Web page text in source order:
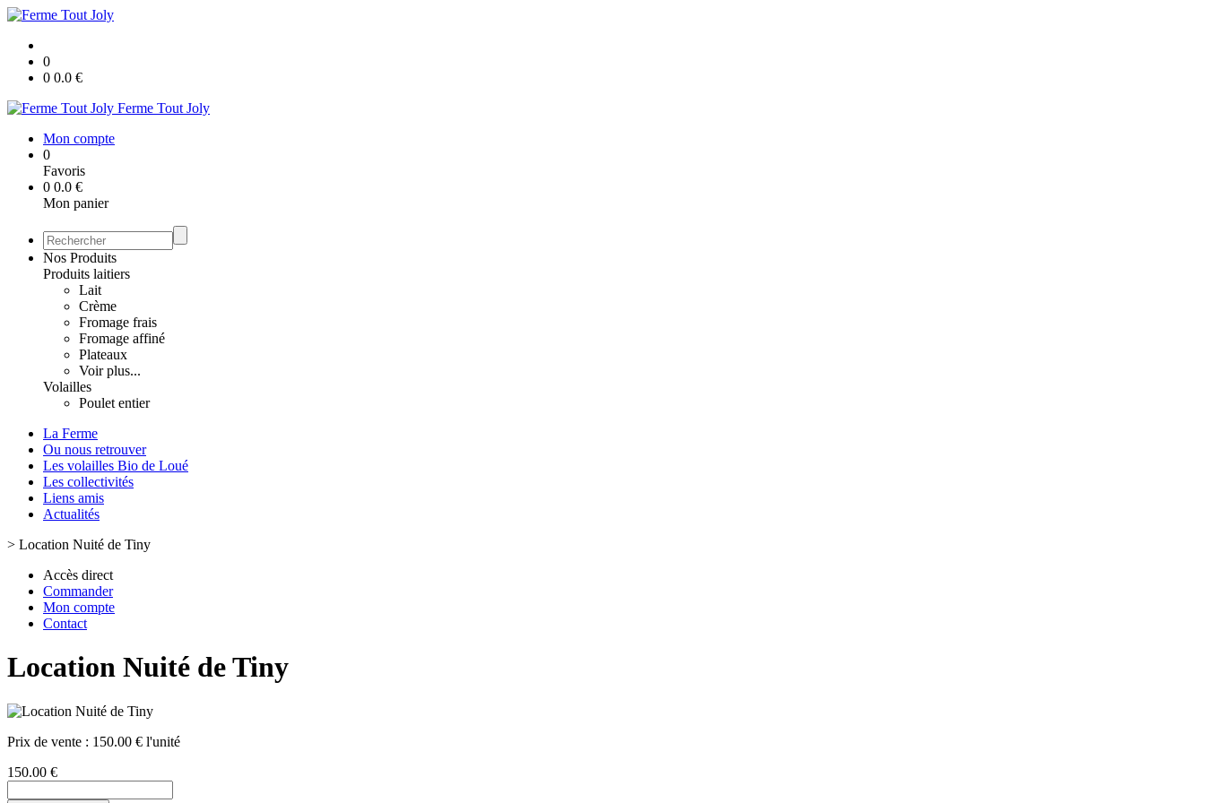
0
0 0.0 €
Ferme Tout Joly
Mon compte
0
Favoris
0 0.0 €
Mon panier
Nos Produits
Produits laitiers
Lait
Crème
Fromage frais
Fromage affiné
Plateaux
Voir plus...
Volailles
Poulet entier
La Ferme
Ou nous retrouver
Les volailles Bio de Loué
Les collectivités
Liens amis
Actualités
> Location Nuité de Tiny
Accès direct
Commander
Mon compte
Contact
Location Nuité de Tiny
Prix de vente : 150.00 € l'unité
150.00 €